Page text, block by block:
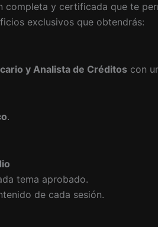
completa y certificada que te
exclusivos que obtendrás:
y Analista de Créditos con
.
tema aprobado.
de cada sesión.